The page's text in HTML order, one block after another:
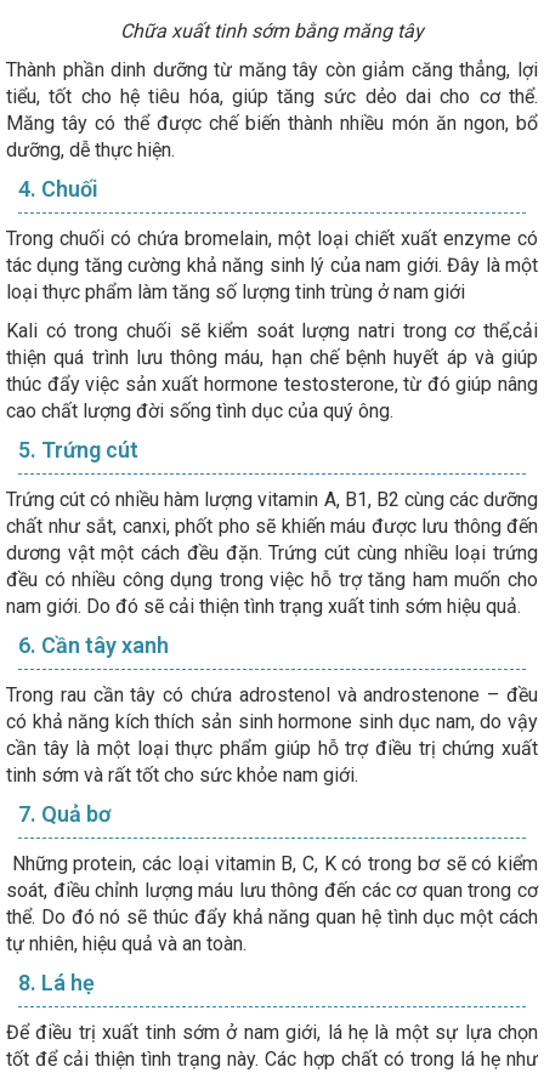
Chữa xuất tinh sớm bằng măng tây
Thành phần dinh dưỡng từ măng tây còn giảm căng thẳng, lợi
tiểu, tốt cho hệ tiêu hóa, giúp tăng sức dẻo dai cho cơ thể.
Măng tây có thể được chế biến thành nhiều món ăn ngon, bổ
dưỡng, dễ thực hiện.
4. Chuối
Trong chuối có chứa bromelain, một loại chiết xuất enzyme có
tác dụng tăng cường khả năng sinh lý của nam giới. Đây là một
loại thực phẩm làm tăng số lượng tinh trùng ở nam giới
Kali có trong chuối sẽ kiểm soát lượng natri trong cơ thể,cải
thiện quá trình lưu thông máu, hạn chế bệnh huyết áp và giúp
thúc đẩy việc sản xuất hormone testosterone, từ đó giúp nâng
cao chất lượng đời sống tình dục của quý ông.
5. Trứng cút
Trứng cút có nhiều hàm lượng vitamin A, B1, B2 cùng các dưỡng
chất như sắt, canxi, phốt pho sẽ khiến máu được lưu thông đến
dương vật một cách đều đặn. Trứng cút cùng nhiều loại trứng
đều có nhiều công dụng trong việc hỗ trợ tăng ham muốn cho
nam giới. Do đó sẽ cải thiện tình trạng xuất tinh sớm hiệu quả.
6. Cần tây xanh
Trong rau cần tây có chứa adrostenol và androstenone – đều
có khả năng kích thích sản sinh hormone sinh dục nam, do vậy
cần tây là một loại thực phẩm giúp hỗ trợ điều trị chứng xuất
tinh sớm và rất tốt cho sức khỏe nam giới.
7. Quả bơ
Những protein, các loại vitamin B, C, K có trong bơ sẽ có kiểm
soát, điều chỉnh lượng máu lưu thông đến các cơ quan trong cơ
thể. Do đó nó sẽ thúc đẩy khả năng quan hệ tình dục một cách
tự nhiên, hiệu quả và an toàn.
8. Lá hẹ
Để điều trị xuất tinh sớm ở nam giới, lá hẹ là một sự lựa chọn
tốt để cải thiện tình trạng này. Các hợp chất có trong lá hẹ như